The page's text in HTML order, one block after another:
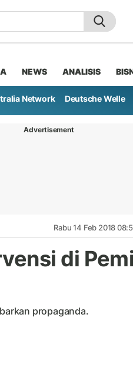
NEWS ANALISIS
Network Deutsche Welle
Advertisement
Rabu 14 Feb 2018
di
propaganda.